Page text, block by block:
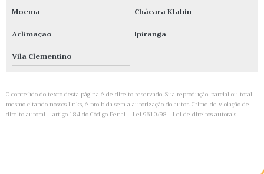
Moema
Chácara Klabin
Aclimação
Ipiranga
Vila Clementino
O conteúdo do texto desta página é de direito reservado. Sua reprodução, parcial ou total,
mesmo citando nossos links, é proibida sem a autorização do autor. Crime de violação de
direito autoral – artigo 184 do Código Penal – Lei 9610/98 - Lei de direitos autorais.